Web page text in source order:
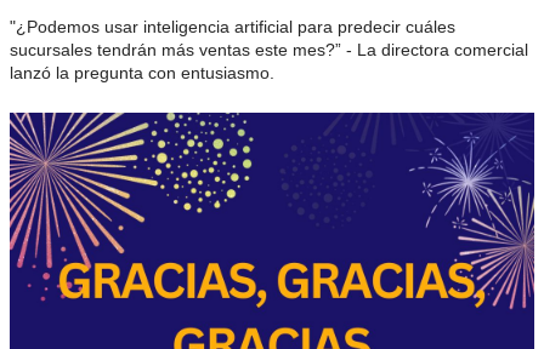
"¿Podemos usar inteligencia artificial para predecir cuáles
sucursales tendrán más ventas este mes?” - La directora comercial
lanzó la pregunta con entusiasmo.